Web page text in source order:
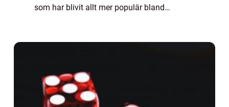
som har blivit allt mer populär bland